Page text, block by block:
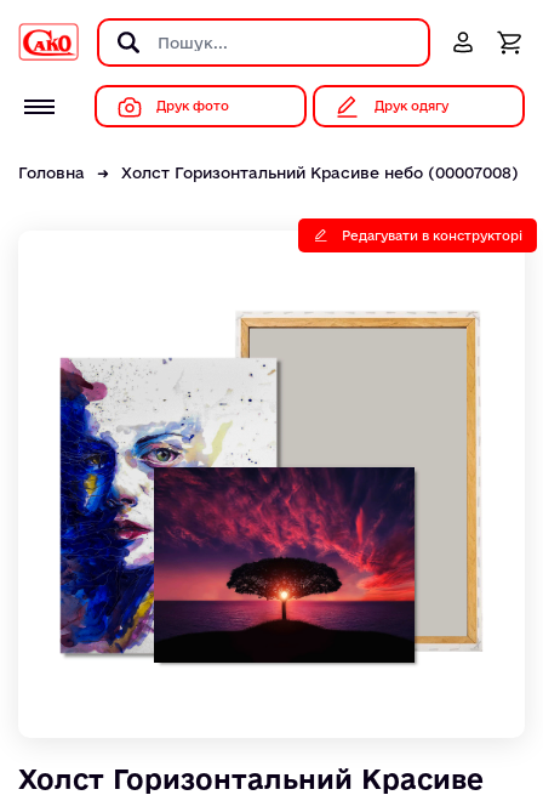
Друк фото Друк одягу
Головна Холст Горизонтальний Красиве небо (00007008)
Редагувати в конструкторі
Холст Горизонтальний Красиве